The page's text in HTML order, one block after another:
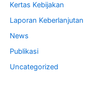
Kertas Kebijakan
Laporan Keberlanjutan
News
Publikasi
Uncategorized